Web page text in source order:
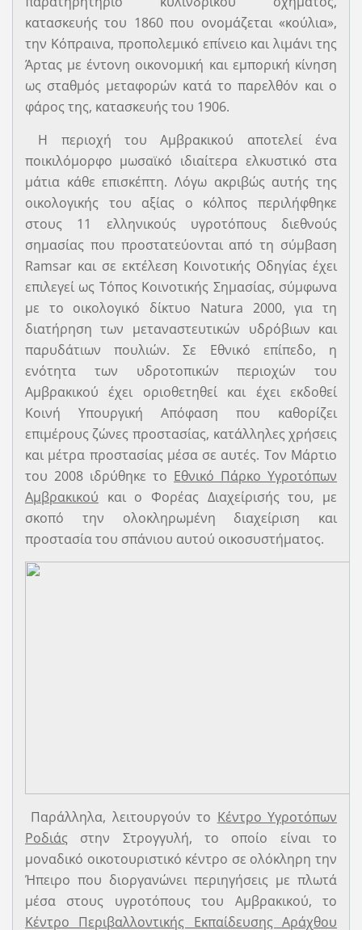
κατασκευής του 1860 που ονομάζεται «κούλια»,
την Κόπραινα, προπολεμικό επίνειο και λιμάνι της
Άρτας με έντονη οικονομική και εμπορική κίνηση
ως σταθμός μεταφορών κατά το παρελθόν και ο
φάρος της, κατασκευής του 1906.
Η περιοχή του Αμβρακικού αποτελεί ένα
ποικιλόμορφο μωσαϊκό ιδιαίτερα ελκυστικό στα
µάτια κάθε επισκέπτη. Λόγω ακριβώς αυτής της
οικολογικής του αξίας ο κόλπος περιλήφθηκε
στους 11 ελληνικούς υγροτόπους διεθνούς
σηµασίας που προστατεύονται από τη σύµβαση
Ramsar και σε εκτέλεση Κοινοτικής Οδηγίας έχει
επιλεγεί ως Τόπος Κοινοτικής Σηµασίας, σύμφωνα
µε το οικολογικό δίκτυο Natura 2000, για τη
διατήρηση των μεταναστευτικών υδρόβιων και
παρυδάτιων πουλιών. Σε Εθνικό επίπεδο, η
ενότητα των υδροτοπικών περιοχών του
Αμβρακικού έχει οριοθετηθεί και έχει εκδοθεί
Κοινή Υπουργική Απόφαση που καθορίζει
επιμέρους ζώνες προστασίας, κατάλληλες χρήσεις
και μέτρα προστασίας μέσα σε αυτές. Τον Μάρτιο
του 2008 ιδρύθηκε το Εθνικό Πάρκο Υγροτόπων
Αμβρακικού και ο Φορέας Διαχείρισής του, με
σκοπό την ολοκληρωμένη διαχείριση και
προστασία του σπάνιου αυτού οικοσυστήματος.
Παράλληλα, λειτουργούν το Κέντρο Υγροτόπων
Ροδιάς στην Στρογγυλή, το οποίο είναι το
μοναδικό οικοτουριστικό κέντρο σε ολόκληρη την
Ήπειρο που διοργανώνει περιηγήσεις µε πλωτά
µέσα στους υγροτόπους του Αµβρακικού, το
Κέντρο Περιβαλλοντικής Εκπαίδευσης Αράχθου